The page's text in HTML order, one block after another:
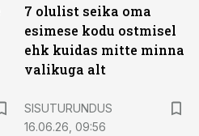
7 olulist seika oma
esimese kodu ostmisel
ehk kuidas mitte minna
valikuga alt
SISUTURUNDUS
16.06.26, 09:56